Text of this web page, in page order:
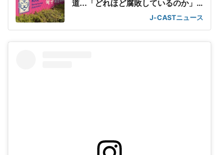
道...「どれほど腐敗しているのか」
J-CASTニュース